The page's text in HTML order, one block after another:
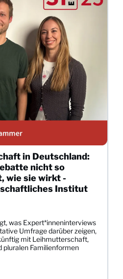
in Deutschland:
nicht so
wie sie wirkt -
Institut
was Expert*inneninterviews
Umfrage darüber zeigen,
mit Leihmutterschaft,
pluralen Familienformen